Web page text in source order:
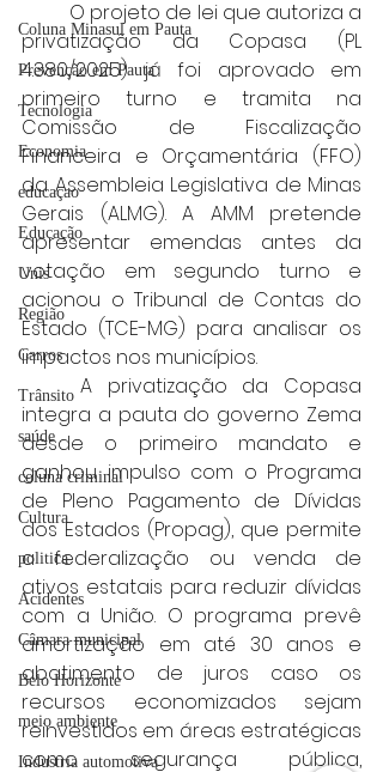
Coluna Minasul em Pauta
Prevenção em Pauta
Tecnologia
Economia
educaçao
Educação
Unis
Região
Carros
Trânsito
saúde
coluna criminal
Cultura
politica
Acidentes
Câmara municipal
Belo Horizonte
meio ambiente
Industria automotiva
privatização da Copasa (PL
4.380/2025) já foi aprovado em
primeiro turno e tramita na
Comissão de Fiscalização
Financeira e Orçamentária (FFO)
da Assembleia Legislativa de Minas
Gerais (ALMG). A AMM pretende
apresentar emendas antes da
votação em segundo turno e
acionou o Tribunal de Contas do
Estado (TCE-MG) para analisar os
impactos nos municípios.
	A privatização da Copasa
integra a pauta do governo Zema
desde o primeiro mandato e
ganhou impulso com o Programa
de Pleno Pagamento de Dívidas
dos Estados (Propag), que permite
a federalização ou venda de
ativos estatais para reduzir dívidas
com a União. O programa prevê
amortização em até 30 anos e
abatimento de juros caso os
recursos economizados sejam
reinvestidos em áreas estratégicas
como segurança pública,